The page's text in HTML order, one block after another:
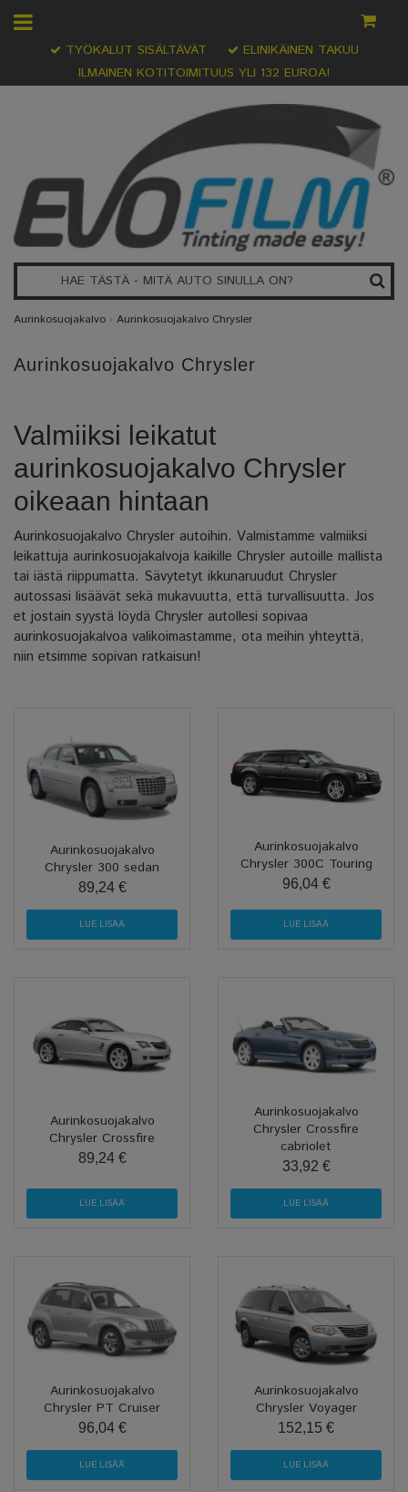
ILMAINEN KOTITOIMITUUS YLI 132 EUROA!
TYÖKALUT SISÄLTÄVÄT ELINIKÄINEN TAKUU
Aurinkosuojakalvo › Aurinkosuojakalvo Chrysler
Aurinkosuojakalvo Chrysler
Valmiiksi leikatut
aurinkosuojakalvo Chrysler
oikeaan hintaan
Aurinkosuojakalvo Chrysler autoihin. Valmistamme valmiiksi
leikattuja aurinkosuojakalvoja kaikille Chrysler autoille mallista
tai iästä riippumatta. Sävytetyt ikkunaruudut Chrysler
autossasi lisäävät sekä mukavuutta, että turvallisuutta. Jos
et jostain syystä löydä Chrysler autollesi sopivaa
aurinkosuojakalvoa valikoimastamme, ota meihin yhteyttä,
niin etsimme sopivan ratkaisun!
Aurinkosuojakalvo
Chrysler 300 sedan
89,24 €
LUE LISÄÄ
Aurinkosuojakalvo
Chrysler 300C Touring
96,04 €
LUE LISÄÄ
Aurinkosuojakalvo
Chrysler Crossfire
89,24 €
LUE LISÄÄ
Aurinkosuojakalvo
Chrysler Crossfire
cabriolet
33,92 €
LUE LISÄÄ
Aurinkosuojakalvo
Chrysler PT Cruiser
96,04 €
LUE LISÄÄ
Aurinkosuojakalvo
Chrysler Voyager
152,15 €
LUE LISÄÄ